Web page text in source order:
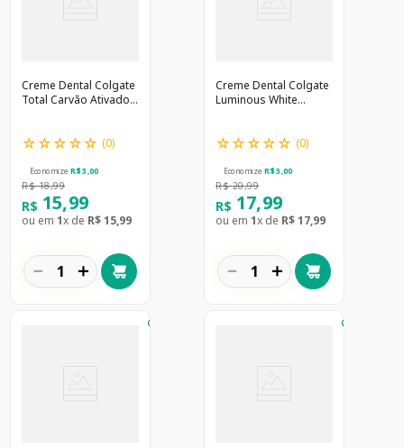
Creme Dental Colgate
Total Carvão Ativado
☆☆☆☆☆ (0)
Economize R$ 3,00
R$ 18,99
R$ 15,99
ou em 1x de R$15,99
＋
－
Creme Dental Colgate
Luminous White
☆☆☆☆☆ (0)
Economize R$ 3,00
R$ 20,99
R$ 17,99
ou em 1x de R$17,99
＋
－